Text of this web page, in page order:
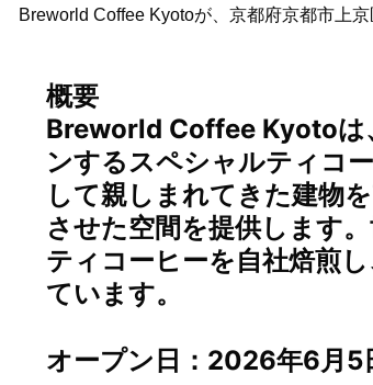
Breworld Coffee Kyotoが、京都府京都市上
概要
Breworld Coffee Kyotoは
ンするスペシャルティコ
して親しまれてきた建物
させた空間を提供します
ティコーヒーを自社焙煎
ています。
オープン日：2026年6月5